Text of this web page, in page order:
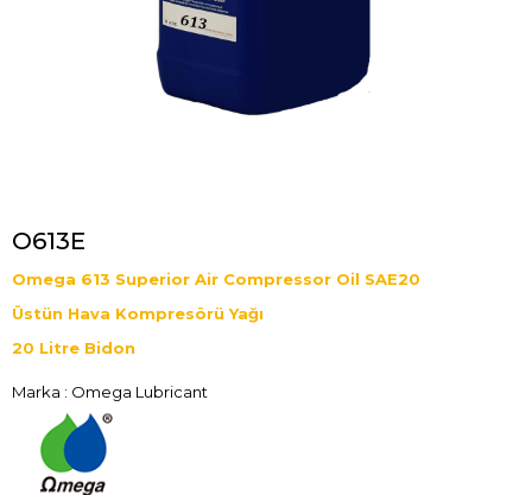
O613E
Omega 613 Superior Air Compressor Oil SAE20
Üstün Hava Kompresörü Yağı
20 Litre Bidon
Marka : Omega Lubricant